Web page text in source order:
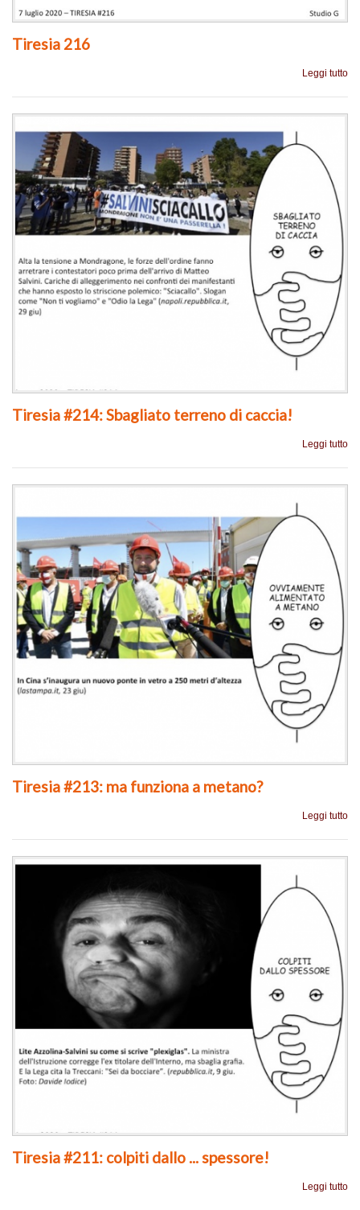
Tiresia 216
Leggi tutto
Tiresia #214: Sbagliato terreno di caccia!
Leggi tutto
Tiresia #213: ma funziona a metano?
Leggi tutto
Tiresia #211: colpiti dallo ... spessore!
Leggi tutto